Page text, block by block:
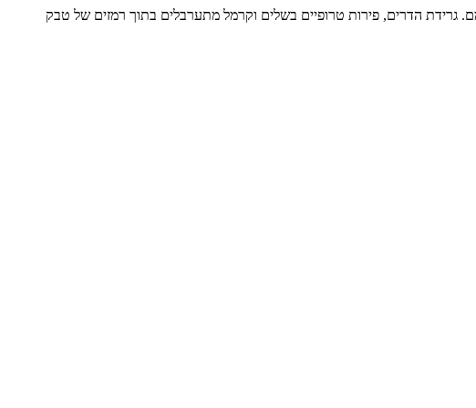
גרידת הדרים, פירות טרופיים בשלים וקרמל מתערבלים בתוך רמזים של טבק